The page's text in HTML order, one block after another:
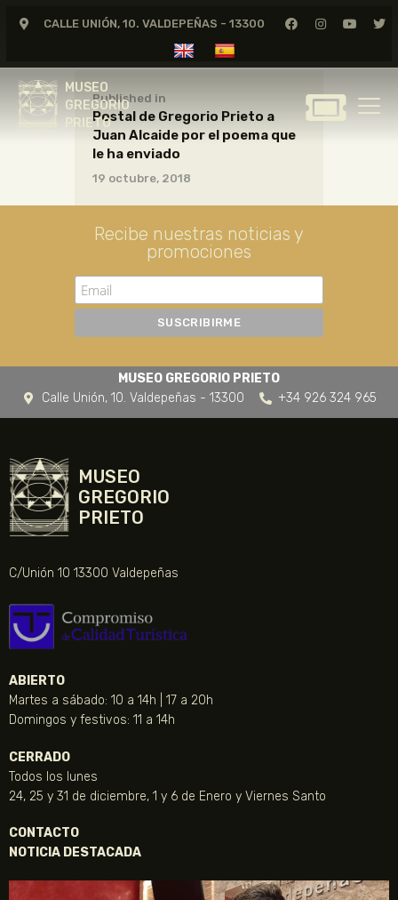
CALLE UNIÓN, 10. VALDEPEÑAS - 13300
MUSEO
GREGORIO
PRIETO
MUSEO
GREGORIO
GREGORIO PRIETO
MUSEO
ARCHIVO
CERTAMEN DE DIBUJO
FUNDACIÓN
TIENDA
NOTICIAS
Published in
Postal de Gregorio Prieto a
Juan Alcaide por el poema que
le ha enviado
19 octubre, 2018
Recibe nuestras noticias y
promociones
MUSEO GREGORIO PRIETO
Calle Unión, 10. Valdepeñas - 13300
+34 926 324 965
MUSEO
GREGORIO
PRIETO
C/Unión 10 13300 Valdepeñas
ABIERTO
Martes a sábado: 10 a 14h | 17 a 20h
Domingos y festivos: 11 a 14h
CERRADO
Todos los lunes
24, 25 y 31 de diciembre, 1 y 6 de Enero y Viernes Santo
CONTACTO
NOTICIA DESTACADA